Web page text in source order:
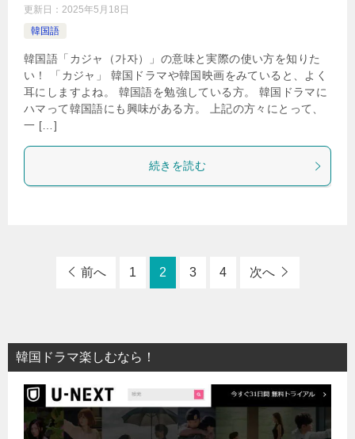
更新日： 2025年5月18日
韓国語
韓国語「カジャ（가자）」の意味と実際の使い方を知りた
い！ 「カジャ」 韓国ドラマや韓国映画をみていると、よく
耳にしますよね。 韓国語を勉強している方。 韓国ドラマに
ハマって韓国語にも興味がある方。 上記の方々にとって、
一 […]
続きを読む
前へ 1 2 3 4 次へ
韓国ドラマ楽しむなら！